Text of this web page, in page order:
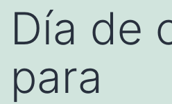
Día de
para